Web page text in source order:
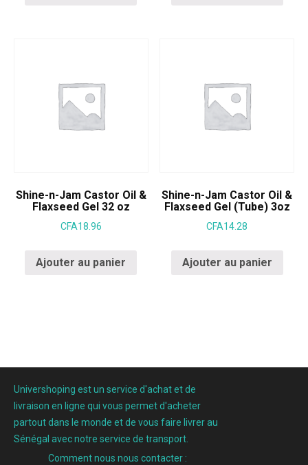
Shine-n-Jam Castor Oil &
Flaxseed Gel 32 oz
CFA18.96
Ajouter au panier
Shine-n-Jam Castor Oil &
Flaxseed Gel (Tube) 3oz
CFA14.28
Ajouter au panier
Univershoping est un service d'achat et de
livraison en ligne qui vous permet d'acheter
partout dans le monde et de vous faire livrer au
Sénégal avec notre service de transport.
Comment nous nous contacter :